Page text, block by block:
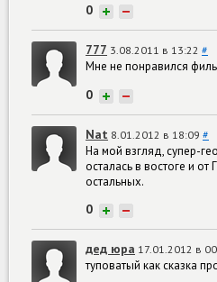
0 + −
777 3.08.2011 в 13:22 #
Мне не понравился
0 + −
Nat 8.01.2012 в 18:09 #
На мой взгляд, супер-
осталась в востоге и
остальных.
0 + −
дед юра 17.01.2012 в
туповатый как сказка